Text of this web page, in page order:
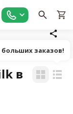
в
заказов!